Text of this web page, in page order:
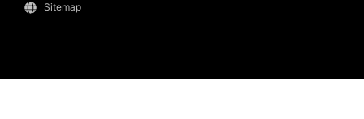
Sitemap